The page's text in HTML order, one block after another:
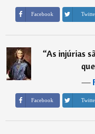
Facebook
“As injúrias
―
Facebook